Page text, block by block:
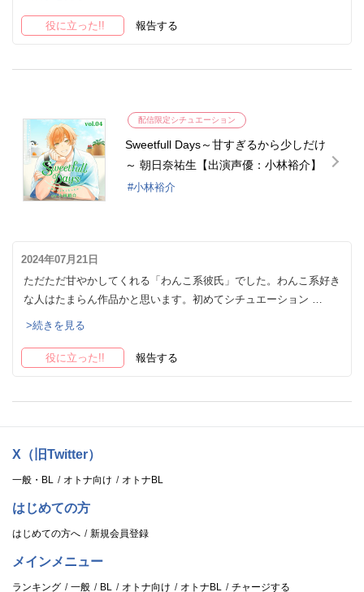
役に立った!! 報告する
配信限定シチュエーション
Sweetfull Days～甘すぎるから少しだけ
～ 朝日奈祐生【出演声優：小林裕介】
小林裕介
2024年07月21日
ただただ甘やかしてくれる「わんこ系彼氏」でした。わんこ系好き
な人はたまらん作品かと思います。初めてシチュエーション …
>続きを見る
役に立った!! 報告する
X（旧Twitter）
一般・BL オトナ向け オトナBL
はじめての方
はじめての方へ 新規会員登録
メインメニュー
ランキング 一般 BL オトナ向け オトナBL チャージする